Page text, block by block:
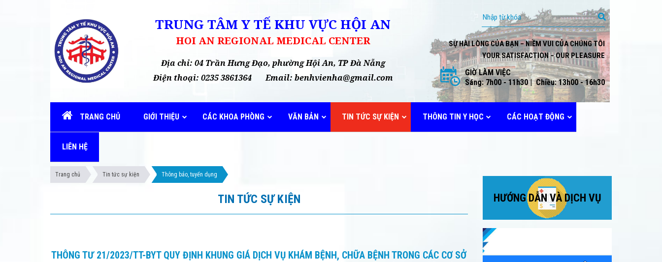
TRUNG TÂM Y TẾ KHU VỰC HỘI AN
HOI AN REGIONAL MEDICAL CENTER
Địa chỉ: 04 Trần Hưng Đạo, phường Hội An, TP Đà Nẵng
Điện thoại: 0235 3861364 Email: benhvienha@gmail.com
SỰ HÀI LÒNG CỦA BẠN – NIỀM VUI CỦA CHÚNG TÔI
YOUR SATISFACTION – OUR PLEASURE
GIỜ LÀM VIỆC
Sáng: 7h00 - 11h30 | Chiều: 13h00 - 16h30
TRANG CHỦ GIỚI THIỆU CÁC KHOA PHÒNG VĂN BẢN TIN TỨC SỰ KIỆN THÔNG TIN Y HỌC CÁC HOẠT ĐỘNG
LIÊN HỆ
Trang chủ Tin tức sự kiện Thông báo, tuyển dụng
TIN TỨC SỰ KIỆN
THÔNG TƯ 21/2023/TT-BYT QUY ĐỊNH KHUNG GIÁ DỊCH VỤ KHÁM BỆNH, CHỮA BỆNH TRONG CÁC CƠ SỞ
HƯỚNG DẪN VÀ DỊCH VỤ